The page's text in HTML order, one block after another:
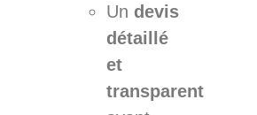
Un devis
détaillé
et
transparent